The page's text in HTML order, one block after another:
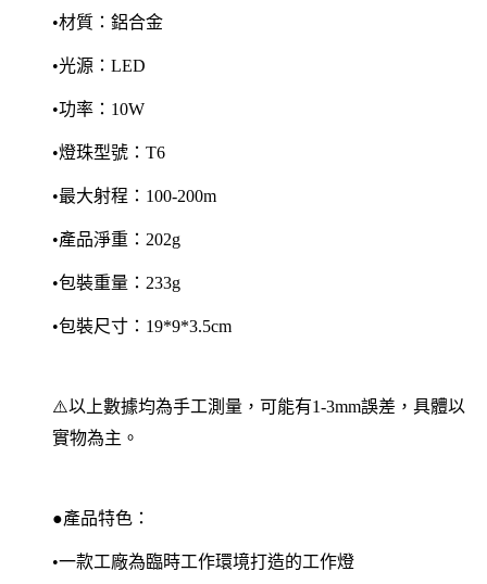
•材質：鋁合金
•光源：LED
•功率：10W
•燈珠型號：T6
•最大射程：100-200m
•產品淨重：202g
•包裝重量：233g
•包裝尺寸：19*9*3.5cm
⚠️以上數據均為手工測量，可能有1-3mm誤差，具體以
實物為主。
●產品特色：
•一款工廠為臨時工作環境打造的工作燈